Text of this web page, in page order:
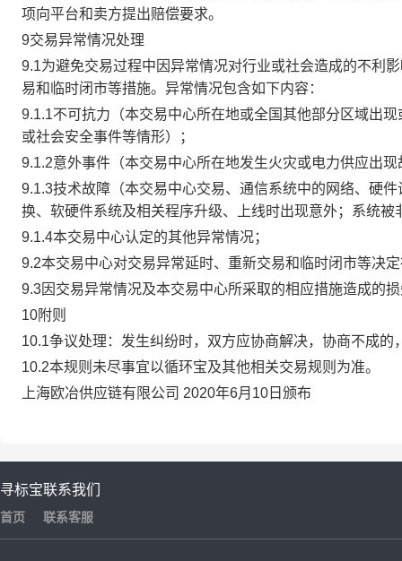
项向平台和卖方提出赔偿要求。
9交易异常情况处理
9.1为避免交易过程中因异常情况对行业或社会造成的不利
易和临时闭市等措施。异常情况包含如下内容：
9.1.1不可抗力（本交易中心所在地或全国其他部分区域出
或社会安全事件等情形）；
9.1.2意外事件（本交易中心所在地发生火灾或电力供应出
9.1.3技术故障（本交易中心交易、通信系统中的网络、硬
换、软硬件系统及相关程序升级、上线时出现意外；系统
9.1.4本交易中心认定的其他异常情况；
9.2本交易中心对交易异常延时、重新交易和临时闭市等决
9.3因交易异常情况及本交易中心所采取的相应措施造成的
10附则
10.1争议处理：发生纠纷时，双方应协商解决，协商不成
10.2本规则未尽事宜以循环宝及其他相关交易规则为准。
上海欧冶供应链有限公司 2020年6月10日颁布
寻标宝
首页
联系我们
联系客服